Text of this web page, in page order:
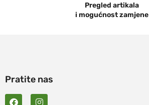
Pregled artikala
i mogućnost zamjene
Pratite nas